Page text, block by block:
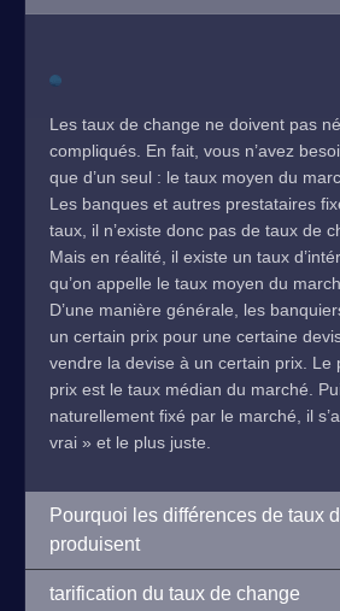
Les taux de change ne doivent pas
compliqués. En fait, vous n’avez
que d’un seul : le taux moyen du
Les banques et autres prestataires
taux, il n’existe donc pas de taux de
Mais en réalité, il existe un taux
qu’on appelle le taux moyen du
D’une manière générale, les
un certain prix pour une certaine
vendre la devise à un certain prix. Le
prix est le taux médian du marché.
naturellement fixé par le marché, il
vrai » et le plus juste.
Pourquoi les différences de taux
produisent
tarification du taux de change